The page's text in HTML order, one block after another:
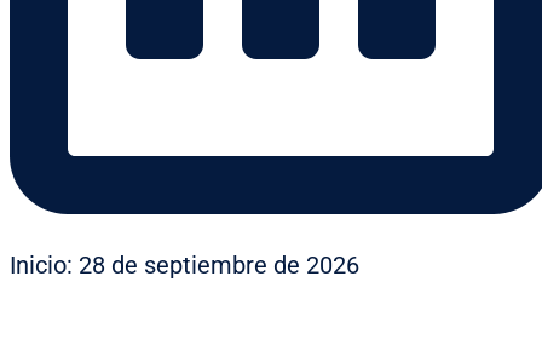
Inicio: 28 de septiembre de 2026